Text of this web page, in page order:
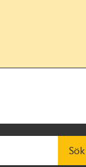
Sök